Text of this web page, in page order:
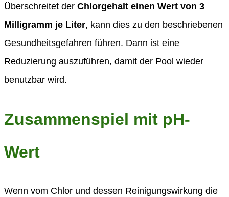
Überschreitet der Chlorgehalt einen Wert von 3
Milligramm je Liter, kann dies zu den beschriebenen
Gesundheitsgefahren führen. Dann ist eine
Reduzierung auszuführen, damit der Pool wieder
benutzbar wird.
Zusammenspiel mit pH-
Wert
Wenn vom Chlor und dessen Reinigungswirkung die